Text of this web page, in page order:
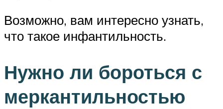
Возможно, вам интересно узнать,
что такое инфантильность.
Нужно ли бороться с
меркантильностью